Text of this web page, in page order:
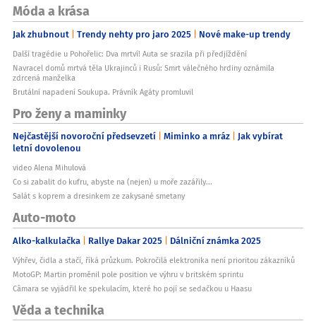
Móda a krása
Jak zhubnout Trendy nehty pro jaro 2025 Nové make-up trendy
Další tragédie u Pohořelic: Dva mrtví! Auta se srazila při předjíždění
Navracel domů mrtvá těla Ukrajinců i Rusů: Smrt válečného hrdiny oznámila
zdrcená manželka
Brutální napadení Soukupa. Právník Agáty promluvil
Pro ženy a maminky
Nejčastější novoroční předsevzetí Miminko a mráz Jak vybírat
letní dovolenou
video Alena Mihulová
Co si zabalit do kufru, abyste na (nejen) u moře zazářily...
Salát s koprem a dresinkem ze zakysané smetany
Auto-moto
Alko-kalkulačka Rallye Dakar 2025 Dálniční známka 2025
Výhřev, čidla a stačí, říká průzkum. Pokročilá elektronika není prioritou zákazníků
MotoGP: Martin proměnil pole position ve výhru v britském sprintu
Câmara se vyjádřil ke spekulacím, které ho pojí se sedačkou u Haasu
Věda a technika